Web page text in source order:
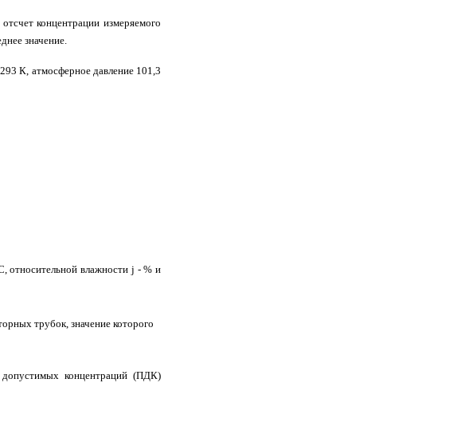
концентрации измеряемого
значение.
К, атмосферное давление 101,3
относительной влажности j - % и
трубок, значение которого
концентраций (ПДК)